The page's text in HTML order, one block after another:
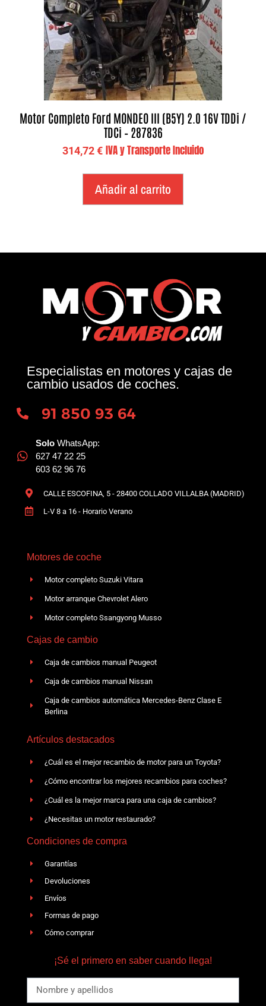
Motor Completo Ford MONDEO III (B5Y) 2.0 16V TDDi /
TDCi – 287836
314,72€ IVA y Transporte Incluido
Añadir al carrito
Especialistas en motores y cajas de
cambio usados de coches.
91 850 93 64
Solo WhatsApp:
627 47 22 25
603 62 96 76
CALLE ESCOFINA, 5 - 28400 COLLADO VILLALBA (MADRID)
L-V 8 a 16 - Horario Verano
Motores de coche
Motor completo Suzuki Vitara
Motor arranque Chevrolet Alero
Motor completo Ssangyong Musso
Cajas de cambio
Caja de cambios manual Peugeot
Caja de cambios manual Nissan
Caja de cambios automática Mercedes-Benz Clase E
Berlina
Artículos destacados
¿Cuál es el mejor recambio de motor para un Toyota?
¿Cómo encontrar los mejores recambios para coches?
¿Cuál es la mejor marca para una caja de cambios?
¿Necesitas un motor restaurado?
Condiciones de compra
Garantías
Devoluciones
Envíos
Formas de pago
Cómo comprar
¡Sé el primero en saber cuando llega!